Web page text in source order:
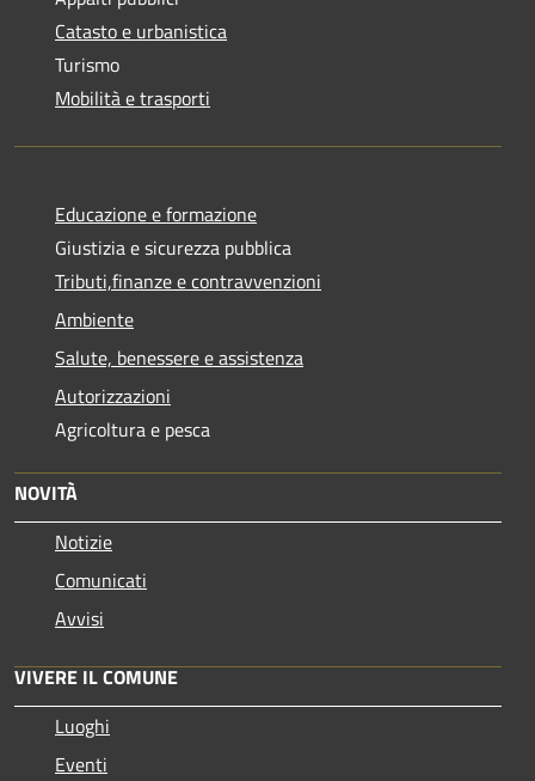
Catasto e urbanistica
Turismo
Mobilità e trasporti
Educazione e formazione
Giustizia e sicurezza pubblica
Tributi,finanze e contravvenzioni
Ambiente
Salute, benessere e assistenza
Autorizzazioni
Agricoltura e pesca
NOVITÀ
Notizie
Comunicati
Avvisi
VIVERE IL COMUNE
Luoghi
Eventi